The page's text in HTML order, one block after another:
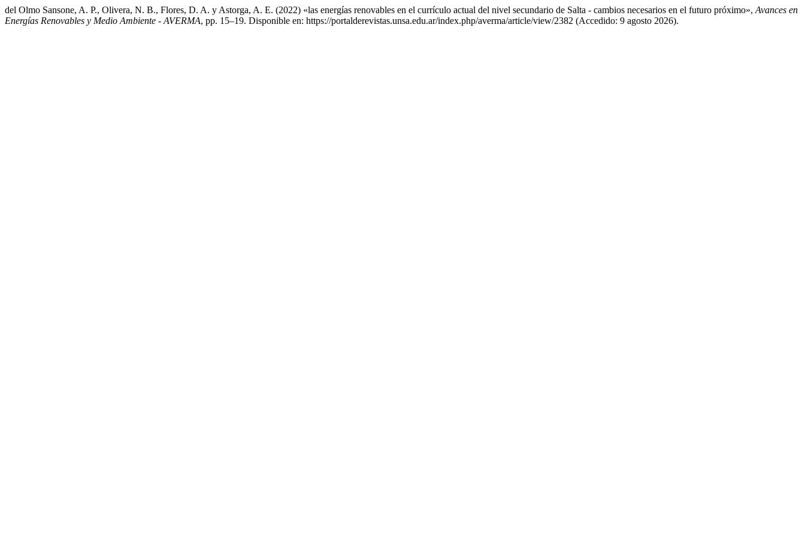
del Olmo Sansone, A. P., Olivera, N. B., Flores, D. A. y Astorga, A. E. (2022) «las energías renovables en el currículo actual del nivel secundario de Salta - cambios necesarios en el futuro próximo», Avances en
Energías Renovables y Medio Ambiente - AVERMA, pp. 15–19. Disponible en: https://portalderevistas.unsa.edu.ar/index.php/averma/article/view/2382 (Accedido: 9 agosto 2026).